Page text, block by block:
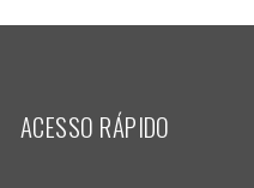
ACESSO RÁPIDO